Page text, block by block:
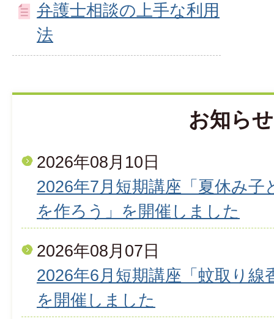
弁護士相談の上手な利用
法
お知らせ
2026年08月10日
2026年7月短期講座「夏休み子
を作ろう」を開催しました
2026年08月07日
2026年6月短期講座「蚊取り
を開催しました